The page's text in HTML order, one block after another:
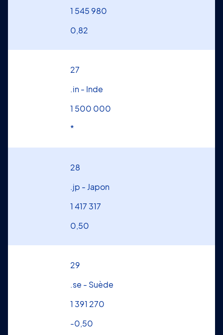
1 545 980
0,82
27
.in - Inde
1 500 000
*
28
.jp - Japon
1 417 317
0,50
29
.se - Suède
1 391 270
-0,50